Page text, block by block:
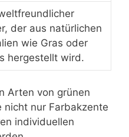
der aus natürlichen
wie Gras oder
hergestellt wird.
Arten von grünen
nicht nur Farbakzente
individuellen